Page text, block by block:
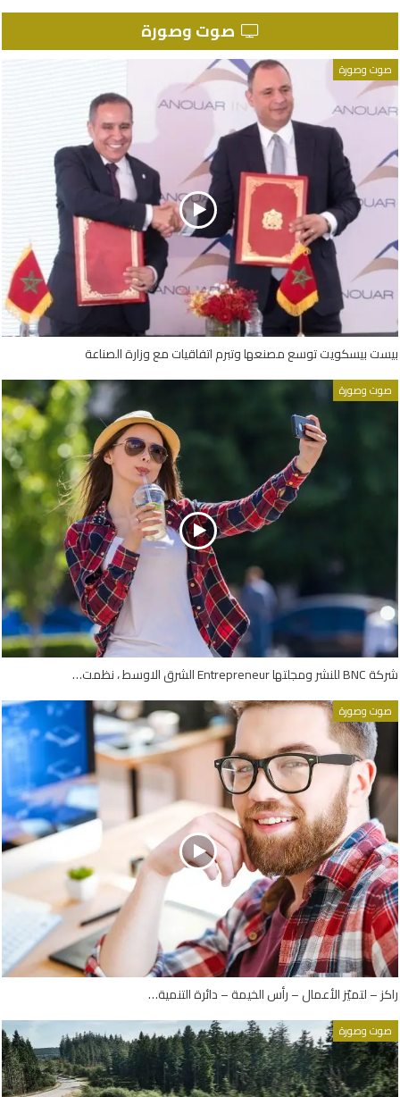
صوت وصورة
صوت وصورة
بيست بيسكويت توسع مصنعها وتبرم اتفاقيات مع وزارة الصناعة
صوت وصورة
شركة BNC للنشر ومجلتها Entrepreneur الشرق الاوسط ، نظمت…
صوت وصورة
راكز – لتميّز الأعمال – رأس الخيمة – دائرة التنمية…
صوت وصورة